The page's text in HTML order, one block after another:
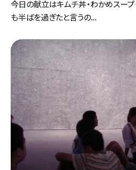
今日の献立はキムチ丼・わかめスープ
も半ばを過ぎたと言うの...